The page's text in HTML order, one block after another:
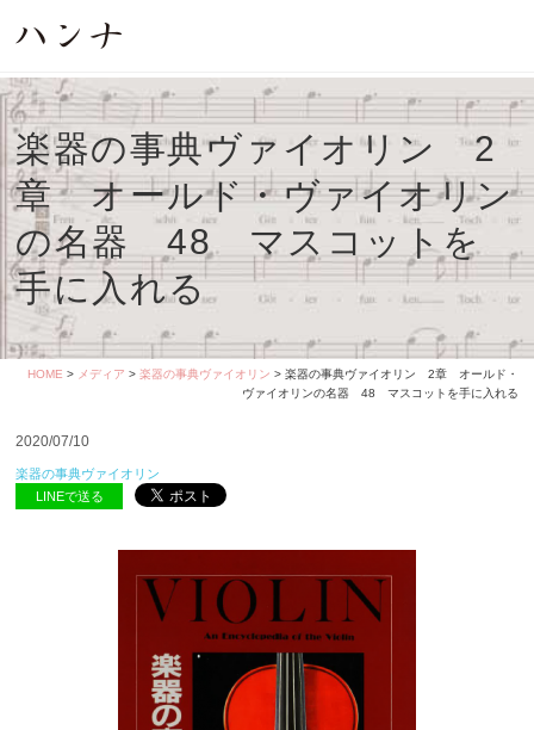
楽器の事典ヴァイオリン 2
章 オールド・ヴァイオリン
の名器 48 マスコットを
手に入れる
HOME > メディア > 楽器の事典ヴァイオリン > 楽器の事典ヴァイオリン 2章 オールド・
ヴァイオリンの名器 48 マスコットを手に入れる
2020/07/10
楽器の事典ヴァイオリン
LINEで送る